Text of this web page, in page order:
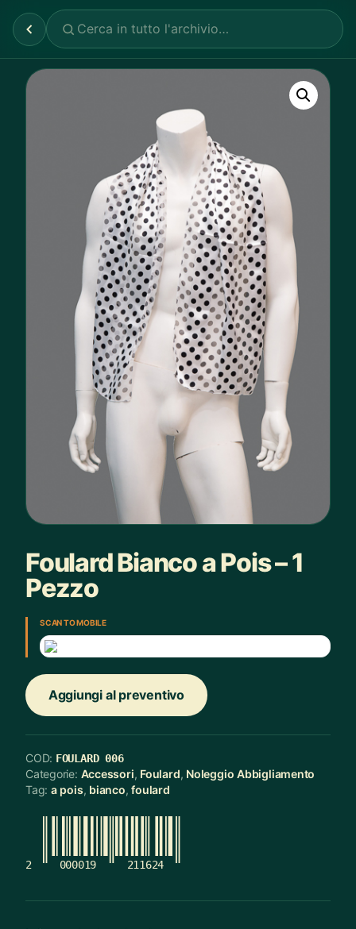
Foulard Bianco a Pois – 1
Pezzo
SCAN TO MOBILE
Aggiungi al preventivo
COD: FOULARD 006
Categorie: Accessori, Foulard, Noleggio Abbigliamento
Tag: a pois, bianco,foulard
2 000019 211624